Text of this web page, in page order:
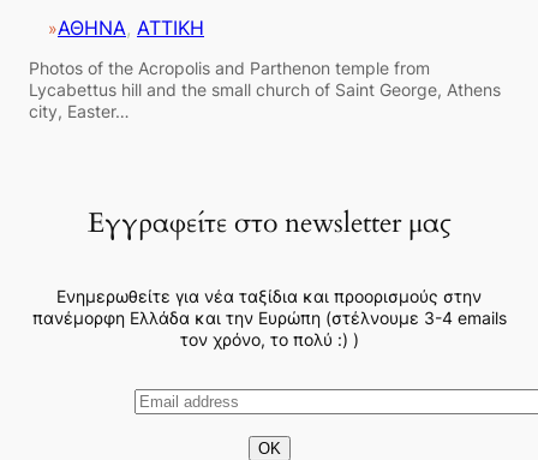
»ΑΘΗΝΑ, ΑΤΤΙΚΗ
Photos of the Acropolis and Parthenon temple from
Lycabettus hill and the small church of Saint George, Athens
city, Easter…
Εγγραφείτε στο newsletter μας
Ενημερωθείτε για νέα ταξίδια και προορισμούς στην
πανέμορφη Ελλάδα και την Ευρώπη (στέλνουμε 3-4 emails
τον χρόνο, το πολύ :) )